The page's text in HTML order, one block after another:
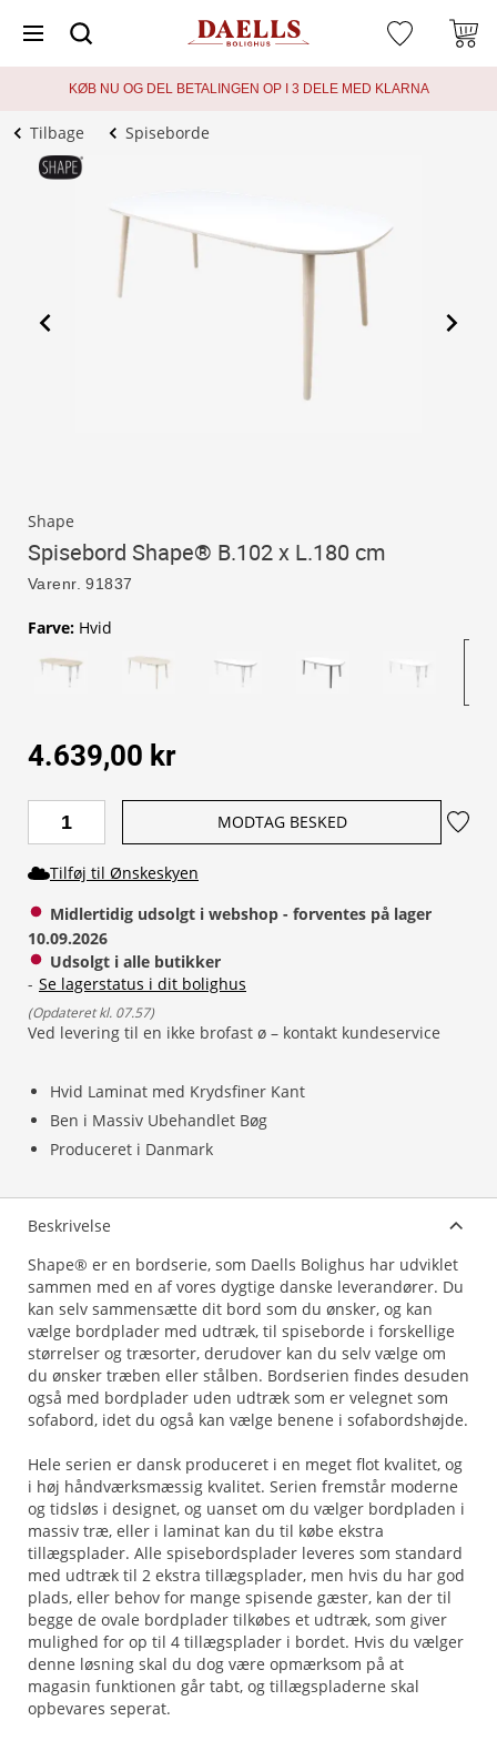
KØB NU OG DEL BETALINGEN OP I 3 DELE MED KLARNA
Tilbage Spiseborde
Shape
Spisebord Shape® B.102 x L.180 cm
Varenr. 91837
Hvid Laminat med Krydsfiner Kant
Ben i Massiv Ubehandlet Bøg
Produceret i Danmark
Farve: Hvid
4.639,00 kr
MODTAG BESKED
Tilføj til Ønskeskyen
Midlertidig udsolgt i webshop - forventes på lager
10.09.2026
Udsolgt i alle butikker
- Se lagerstatus i dit bolighus
(Opdateret kl. 07.57)
Ved levering til en ikke brofast ø – kontakt kundeservice
Beskrivelse
Shape® er en bordserie, som Daells Bolighus har udviklet
sammen med en af vores dygtige danske leverandører. Du
kan selv sammensætte dit bord som du ønsker, og kan
vælge bordplader med udtræk, til spiseborde i forskellige
størrelser og træsorter, derudover kan du selv vælge om
du ønsker træben eller stålben. Bordserien findes desuden
også med bordplader uden udtræk som er velegnet som
sofabord, idet du også kan vælge benene i sofabordshøjde.
Hele serien er dansk produceret i en meget flot kvalitet, og
i høj håndværksmæssig kvalitet. Serien fremstår moderne
og tidsløs i designet, og uanset om du vælger bordpladen i
massiv træ, eller i laminat kan du til købe ekstra
tillægsplader. Alle spisebordsplader leveres som standard
med udtræk til 2 ekstra tillægsplader, men hvis du har god
plads, eller behov for mange spisende gæster, kan der til
begge de ovale bordplader tilkøbes et udtræk, som giver
mulighed for op til 4 tillægsplader i bordet. Hvis du vælger
denne løsning skal du dog være opmærksom på at
magasin funktionen går tabt, og tillægspladerne skal
opbevares seperat.